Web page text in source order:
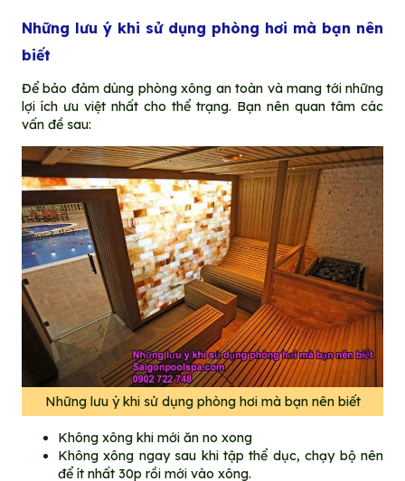
Những lưu ý khi sử dụng phòng hơi mà bạn nên
biết
Để bảo đảm dùng phòng xông an toàn và mang tới những
lợi ích ưu việt nhất cho thể trạng. Bạn nên quan tâm các
vấn đề sau:
Những lưu ý khi sử dụng phòng hơi mà bạn nên biết
Không xông khi mới ăn no xong
Không xông ngay sau khi tập thể dục, chạy bộ nên
để ít nhất 30p rồi mới vào xông.